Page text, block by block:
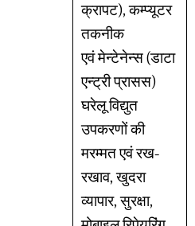
क्रापट), कम्प्यूटर
तकनीक
एवं मेन्टेनेन्स (डाटा
एन्ट्री प्रासस)
घरेलू विद्युत
उपकरणों की
मरम्मत एवं रख-
रखाव, खुदरा
व्यापार, सुरक्षा,